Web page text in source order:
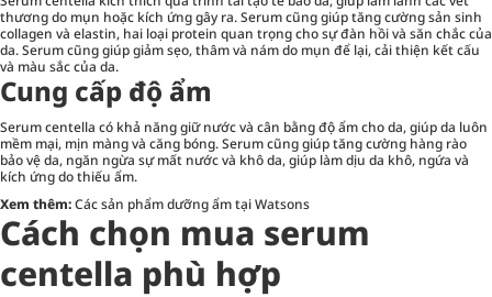
thương do mụn hoặc kích ứng gây ra. Serum cũng giúp tăng cường sản sinh
collagen và elastin, hai loại protein quan trọng cho sự đàn hồi và săn chắc của
da. Serum cũng giúp giảm sẹo, thâm và nám do mụn để lại, cải thiện kết cấu
và màu sắc của da.
Cung cấp độ ẩm
Serum centella có khả năng giữ nước và cân bằng độ ẩm cho da, giúp da luôn
mềm mại, mịn màng và căng bóng. Serum cũng giúp tăng cường hàng rào
bảo vệ da, ngăn ngừa sự mất nước và khô da, giúp làm dịu da khô, ngứa và
kích ứng do thiếu ẩm.
Xem thêm:Các sản phẩm dưỡng ẩm tại Watsons
Cách chọn mua serum
centella phù hợp